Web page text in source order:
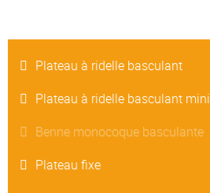
Plateau à ridelle basculant
Plateau à ridelle basculant mini
Benne monocoque basculante
Plateau fixe